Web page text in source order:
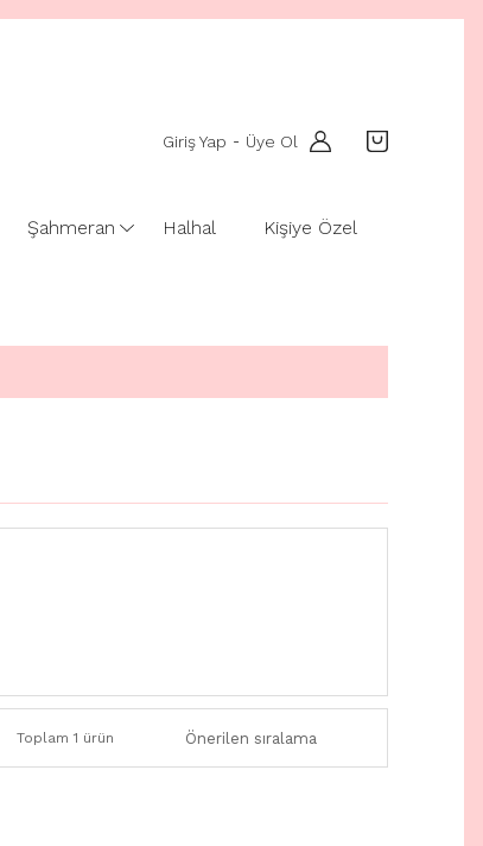
Giriş Yap - Üye Ol
Şahmeran Halhal Kişiye Özel
Toplam 1 ürün